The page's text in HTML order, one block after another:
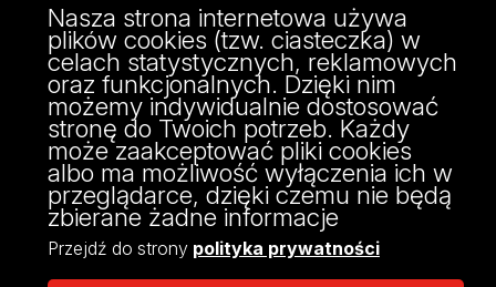
ul. Pomorska 171/173
90-236 Łódź
kontakt@filologia.uni.lodz.pl
tel: 42/665 51 06
fax: 42/665 52 54
Nasza strona internetowa używa
plików cookies (tzw. ciasteczka) w
celach statystycznych, reklamowych
oraz funkcjonalnych. Dzięki nim
możemy indywidualnie dostosować
stronę do Twoich potrzeb. Każdy
może zaakceptować pliki cookies
albo ma możliwość wyłączenia ich w
przeglądarce, dzięki czemu nie będą
zbierane żadne informacje
Przejdź do strony polityka prywatności